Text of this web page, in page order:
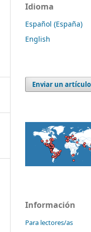
Idioma
Español (España)
English
Enviar un artículo
Información
Para lectores/as